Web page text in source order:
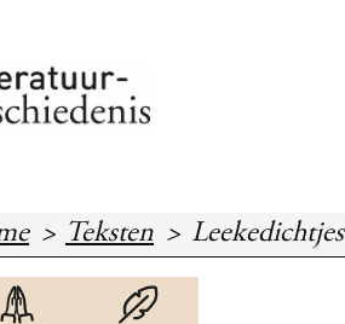
Teksten Leekedichtjes
Image